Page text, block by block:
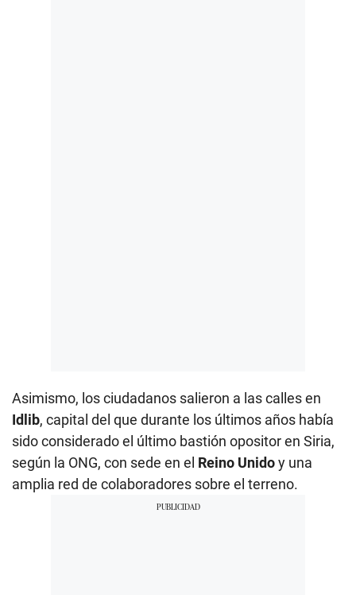
Asimismo, los ciudadanos salieron a las calles en
Idlib, capital del que durante los últimos años había
sido considerado el último bastión opositor en Siria,
según la ONG, con sede en el Reino Unidoy una
amplia red de colaboradores sobre el terreno.